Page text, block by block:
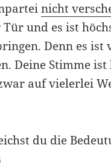
nicht
und es ist
Denn es
Deine Stimme
auf vielerlei
du die